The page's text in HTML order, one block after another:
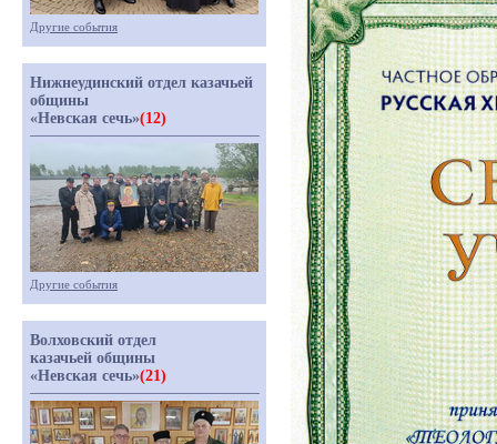
Другие события
Нижнеудинский отдел казачьей
общины
«Невская сечь»(12)
Другие события
Волховский отдел
казачьей общины
«Невская сечь»(21)